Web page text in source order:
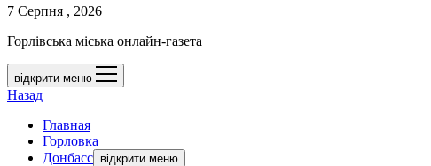
7 Серпня , 2026
Горлівська міська онлайн-газета
відкрити меню
Назад
Главная
Горловка
Донбасс відкрити меню